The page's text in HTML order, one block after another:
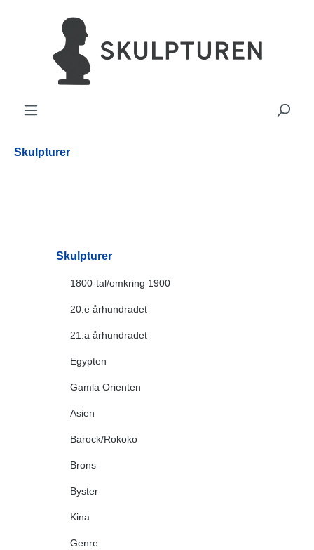
Skulpturer
Skulpturer
1800-tal/omkring 1900
20:e århundradet
21:a århundradet
Egypten
Gamla Orienten
Asien
Barock/Rokoko
Brons
Byster
Kina
Genre